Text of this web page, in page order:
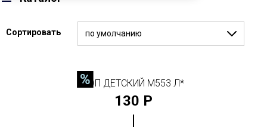
Сортировать по умолчанию
ТОП ДЕТСКИЙ М553 Л*
130 Р